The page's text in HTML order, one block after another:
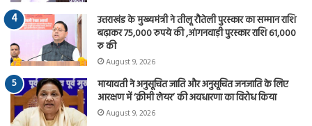
उत्तराखंड के मुख्यमंत्री ने तीलू रौतेली पुरस्कार का सम्मान राशि
बढ़ाकर 75,000 रुपये की ,आंगनवाड़ी पुरस्कार राशि 61,000
रु की
August 9, 2026
मायावती ने अनुसूचित जाति और अनुसूचित जनजाति के लिए
आरक्षण में ‘क्रीमी लेयर’ की अवधारणा का विरोध किया
August 9, 2026